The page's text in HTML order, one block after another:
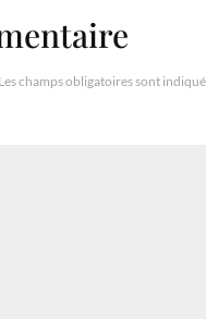
Les champs obligatoires sont